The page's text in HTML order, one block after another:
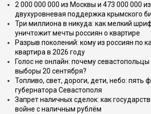
2 000 000 000 из Москвы и 473 000 000
двухуровневая поддержка крымского
Три миллиона в никуда: как мелкий
уничтожит мечты россиян о квартире
Разрыв поколений: кому из россиян по
квартира в 2026 году
Голос не онлайн: почему севастопольцы
выборы 20 сентября?
Топливо, свет, дороги, дети, небо: пять
губернатора Севастополя
Запрет наличных сделок: как
войне с наличным рублём